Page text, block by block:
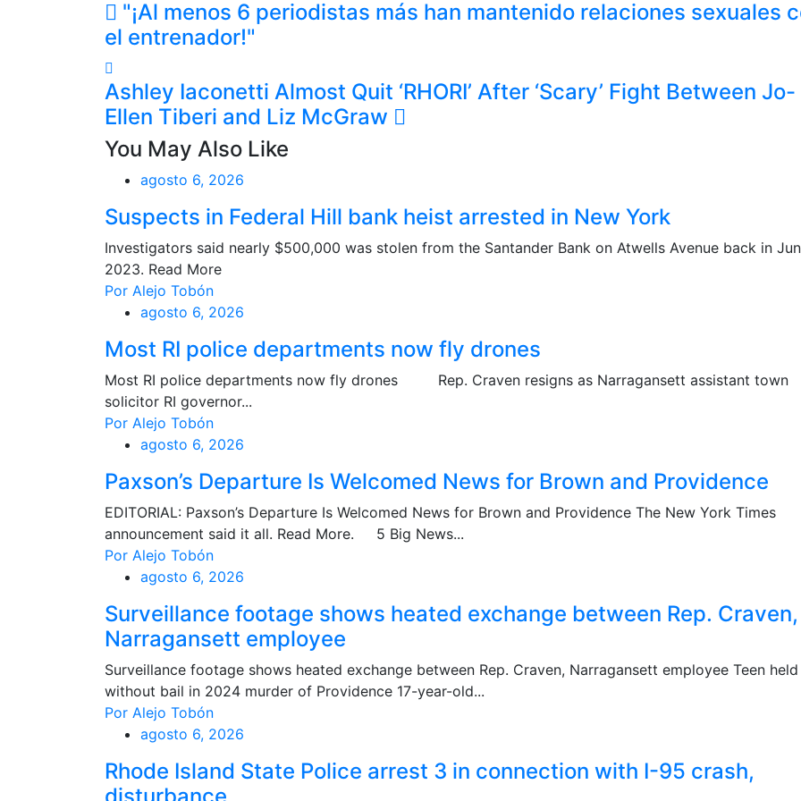
"¡Al menos 6 periodistas más han mantenido relaciones sexuales
el entrenador!"
Ashley Iaconetti Almost Quit ‘RHORI’ After ‘Scary’ Fight Between Jo-
Ellen Tiberi and Liz McGraw
You May Also Like
agosto 6, 2026
Suspects in Federal Hill bank heist arrested in New York
Investigators said nearly $500,000 was stolen from the Santander Bank on Atwells Avenue back in
2023. Read More
Por Alejo Tobón
agosto 6, 2026
Most RI police departments now fly drones
Most RI police departments now fly drones Rep. Craven resigns as Narragansett assistant town
solicitor RI governor...
Por Alejo Tobón
agosto 6, 2026
Paxson’s Departure Is Welcomed News for Brown and Providence
EDITORIAL: Paxson’s Departure Is Welcomed News for Brown and Providence The New York Times
announcement said it all. Read More. 5 Big News...
Por Alejo Tobón
agosto 6, 2026
Surveillance footage shows heated exchange between Rep. Craven,
Narragansett employee
Surveillance footage shows heated exchange between Rep. Craven, Narragansett employee Teen held
without bail in 2024 murder of Providence 17-year-old...
Por Alejo Tobón
agosto 6, 2026
Rhode Island State Police arrest 3 in connection with I-95 crash,